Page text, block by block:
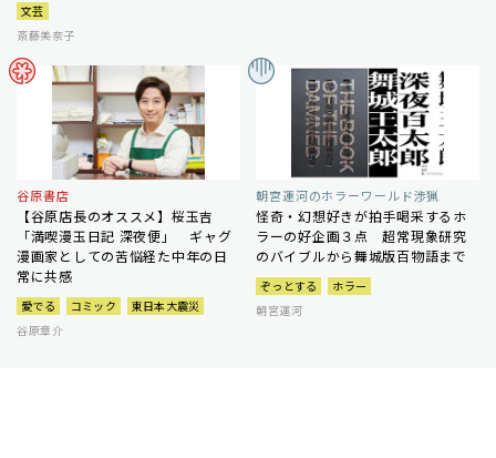
文芸
斎藤美奈子
谷原書店
【谷原店長のオススメ】桜玉吉
「満喫漫玉日記 深夜便」 ギャグ
漫画家としての苦悩経た中年の日
常に共感
愛でる コミック
東日本大震災
谷原章介
朝宮運河のホラーワールド渉猟
怪奇・幻想好きが拍手喝采するホ
ラーの好企画３点 超常現象研究
のバイブルから舞城版百物語まで
ぞっとする
ホラー
朝宮運河